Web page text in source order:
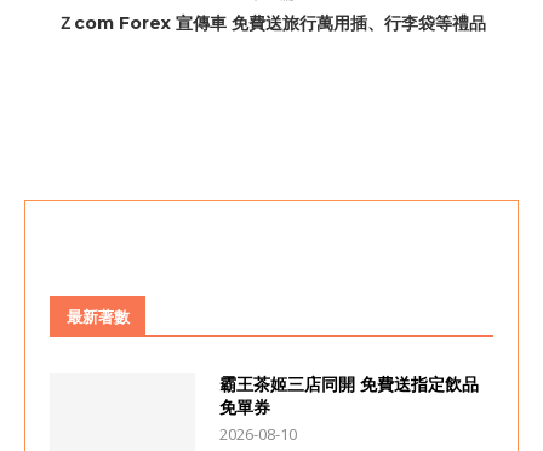
Ｚcom Forex 宣傳車 免費送旅行萬用插、行李袋等禮品
最新著數
霸王茶姬三店同開 免費送指定飲品
免單券
2026-08-10